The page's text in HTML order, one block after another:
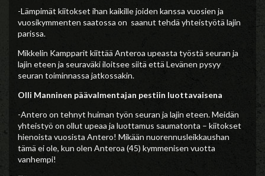
-Lämpimät kiitokset ihan kaikille joiden kanssa vuosien ja
vuosikymmenten saatossa on saanut tehdä yhteistyötä lajin
parissa.
Mikkelin Kampparit kiittää Anteroa upeasta työstä seuran ja
lajin eteen ja seuraväki iloitsee siitä että Levänen pysyy
seuran toiminnassa jatkossakin.
Olli Manninen päävalmentajan pestiin luottavaisena
-Antero on tehnyt huiman työn seuran ja lajin eteen. Meidän
yhteistyö on ollut upeaa ja luottamus saumatonta – kiitokset
hienoista vuosista Antero! Mikään nuorennusleikkaushan
tämä ei ole, kun olen Anteroa (45) kymmenisen vuotta
vanhempi!